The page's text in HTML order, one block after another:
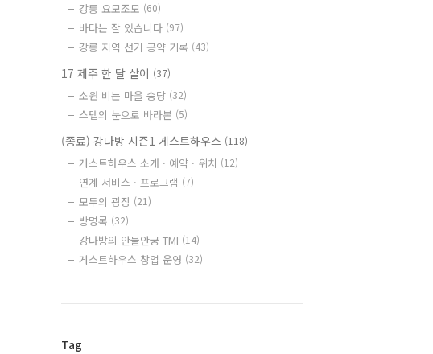
강릉 요모조모 (60)
바다는 잘 있습니다 (97)
강릉 지역 선거 공약 기록 (43)
17 제주 한 달 살이 (37)
소원 비는 마을 송당 (32)
스텝의 눈으로 바라본 (5)
(종료) 강다방 시즌1 게스트하우스 (118)
게스트하우스 소개 · 예약 · 위치 (12)
연계 서비스 · 프로그램 (7)
모두의 광장 (21)
방명록 (32)
강다방의 안물안궁 TMI (14)
게스트하우스 창업 운영 (32)
Tag